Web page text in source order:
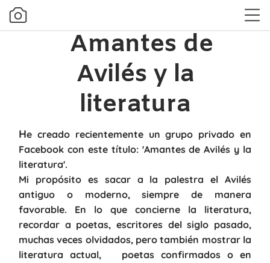
Amantes de
Avilés y la
literatura
He creado recientemente un grupo privado en
Facebook con este título: 'Amantes de Avilés y la
literatura'.
Mi propósito es sacar a la palestra el Avilés
antiguo o moderno, siempre de manera
favorable. En lo que concierne la literatura,
recordar a poetas, escritores del siglo pasado,
muchas veces olvidados, pero también mostrar la
literatura actual, poetas confirmados o en